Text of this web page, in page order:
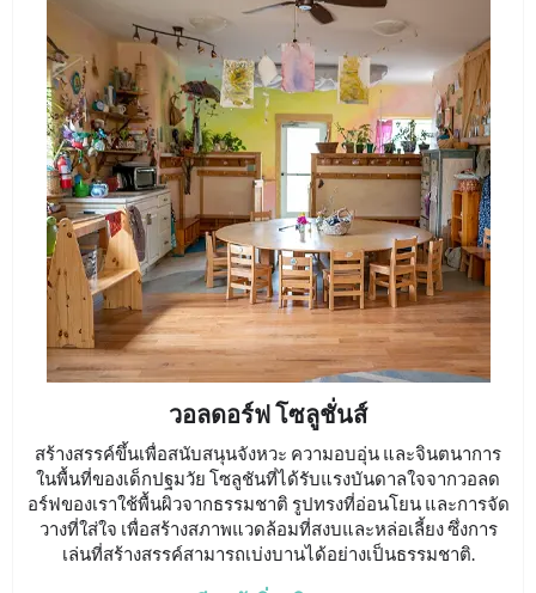
วอลดอร์ฟ โซลูชั่นส์
สร้างสรรค์ขึ้นเพื่อสนับสนุนจังหวะ ความอบอุ่น และจินตนาการ
ในพื้นที่ของเด็กปฐมวัย โซลูชันที่ได้รับแรงบันดาลใจจากวอลด
อร์ฟของเราใช้พื้นผิวจากธรรมชาติ รูปทรงที่อ่อนโยน และการจัด
วางที่ใส่ใจ เพื่อสร้างสภาพแวดล้อมที่สงบและหล่อเลี้ยง ซึ่งการ
เล่นที่สร้างสรรค์สามารถเบ่งบานได้อย่างเป็นธรรมชาติ.